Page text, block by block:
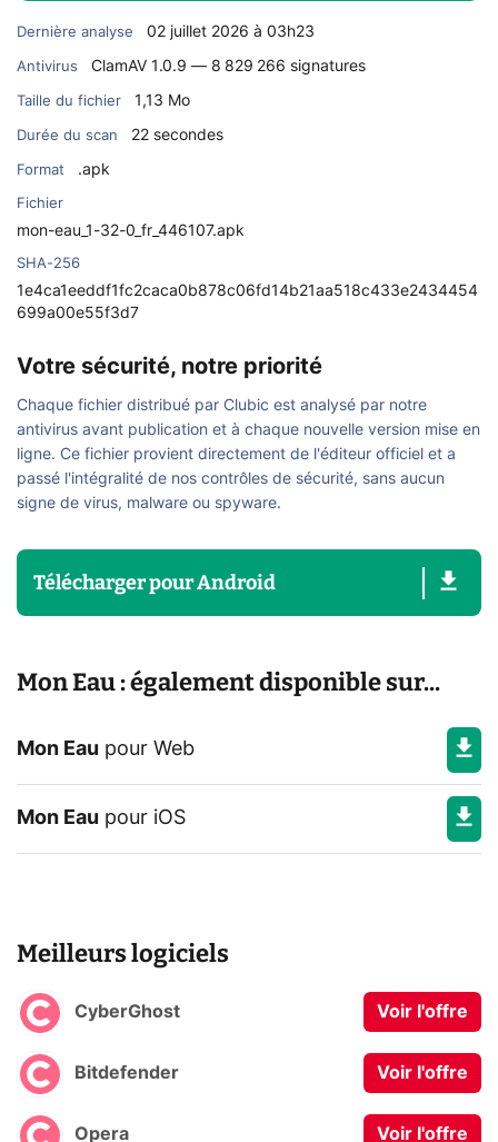
Dernière analyse 02 juillet 2026 à 03h23
Antivirus ClamAV 1.0.9 — 8 829 266 signatures
Taille du fichier 1,13 Mo
Durée du scan 22 secondes
Format .apk
Fichier
mon-eau_1-32-0_fr_446107.apk
SHA-256
1e4ca1eeddf1fc2caca0b878c06fd14b21aa518c433e2434454
699a00e55f3d7
Votre sécurité, notre priorité
Chaque fichier distribué par Clubic est analysé par notre
antivirus avant publication et à chaque nouvelle version mise en
ligne. Ce fichier provient directement de l'éditeur officiel et a
passé l'intégralité de nos contrôles de sécurité, sans aucun
signe de virus, malware ou spyware.
TéléchargerpourAndroid
Mon Eau : également disponible sur...
Mon Eau pour Web
Mon Eau pour iOS
Meilleurs logiciels
CyberGhost Voir l'offre
Bitdefender Voir l'offre
Opera Voir l'offre